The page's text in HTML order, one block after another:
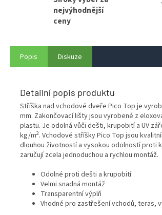
nejvýhodnější
ceny
Popis Diskuze
Detailní popis produktu
Stříška nad vchodové dveře Pico Top je
mm. Zakončovací lišty jsou vyrobené z
plastu. Je odolná vůči dešti, krupobití a UV
kg/m2. Vchodové stříšky Pico Top jsou
dlouhou životností a vysokou odolností proti
zaručují zcela jednoduchou a rychlou montáž.
Odolné proti dešti a krupobití
Velmi snadná montáž
Transparentní výplň
Vhodné pro zastřešení vchodů, teras,